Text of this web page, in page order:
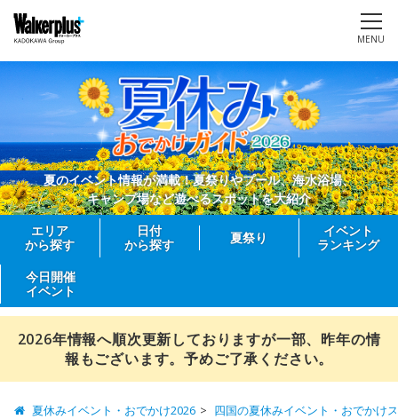
MENU
夏のイベント情報が満載！夏祭りやプール、海水浴場、
キャンプ場など遊べるスポットを大紹介
エリア
から探す
日付
から探す
夏祭り
イベント
ランキング
今日開催
イベント
2026年情報へ順次更新しておりますが一部、昨年の情
報もございます。予めご了承ください。
夏休みイベント・おでかけ2026 四国の夏休みイベント・おでかけ